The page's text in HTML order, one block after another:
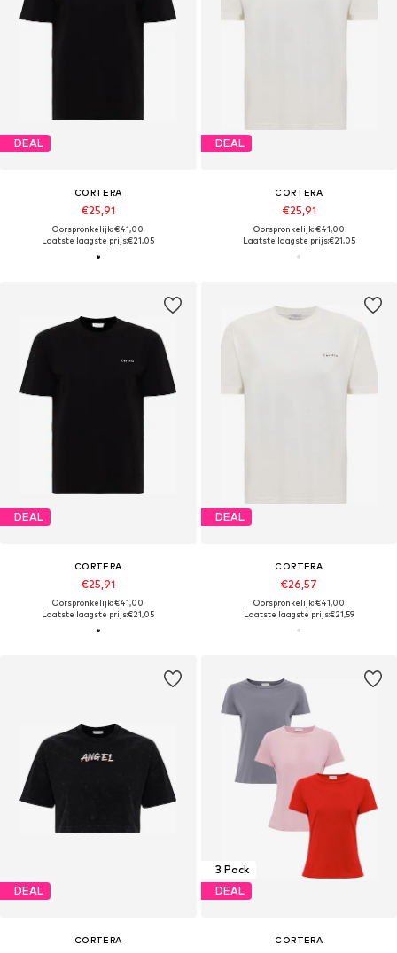
DEAL
CORTERA
€25,91
Oorspronkelijk: €41,00
Laatste laagste prijs:€21,05
DEAL
CORTERA
€25,91
Oorspronkelijk: €41,00
Laatste laagste prijs:€21,05
DEAL
CORTERA
€25,91
Oorspronkelijk: €41,00
Laatste laagste prijs:€21,05
DEAL
CORTERA
€26,57
Oorspronkelijk: €41,00
Laatste laagste prijs:€21,59
DEAL
CORTERA
3 Pack
DEAL
CORTERA